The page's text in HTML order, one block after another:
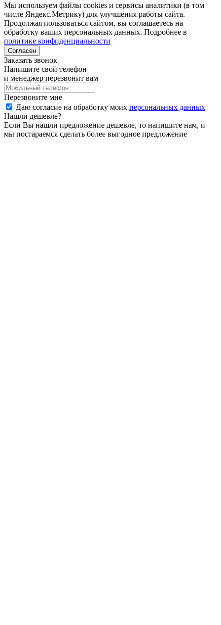
Мы используем файлы cookies и сервисы аналитики (в том
числе Яндекс.Метрику) для улучшения работы сайта.
Продолжая пользоваться сайтом, вы соглашаетесь на
обработку ваших персональных данных. Подробнее в
политике конфиденциальности
Согласен
Заказать звонок
Напишите свой телефон
и менеджер перезвонит вам
Перезвоните мне
Даю согласие на обработку моих персональных данных
Нашли дешевле?
Если Вы нашли предложение дешевле, то напишите нам, и
мы постараемся сделать более выгодное предложение